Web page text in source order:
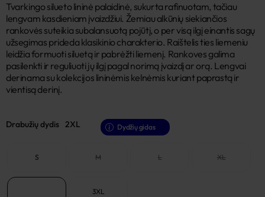
Tvarkingo silueto lininė palaidinė, sukurta rafinuotam, tačiau
lengvam kasdieniam įvaizdžiui. Žemiau alkūnių siekiančios
rankovės suteikia subalansuotą pojūtį, o per visą ilgį einantis sagų
užsegimas prideda klasikinio charakterio. Raištelis ties liemeniu
leidžia formuoti siluetą ir pabrėžti liemenį. Rankoves galima
pasilenkti ir reguliuoti jų ilgį pagal norimą įvaizdį ar orą. Lengvai
derinama su kolekcijos lininėmis kelnėmis kuriant paprastą ir
vientisą derinį.
Drabužių dydis 2XL Dydžių gidas
S M L XL
3XL